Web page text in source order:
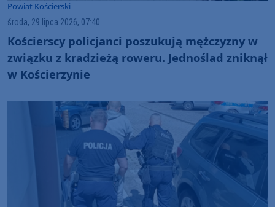
Powiat Kościerski
środa, 29 lipca 2026, 07:40
Kościerscy policjanci poszukują mężczyzny w
związku z kradzieżą roweru. Jednoślad zniknął
w Kościerzynie